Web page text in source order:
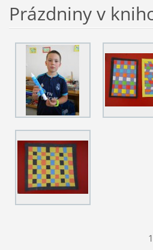
Prázdniny v
1